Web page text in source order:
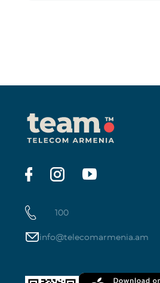
100
info@telecomarmenia.am